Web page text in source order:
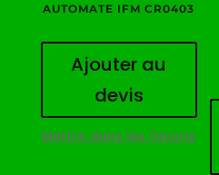
AUTOMATE IFM CR0403
Ajouter au
devis
Mettre dans les favoris